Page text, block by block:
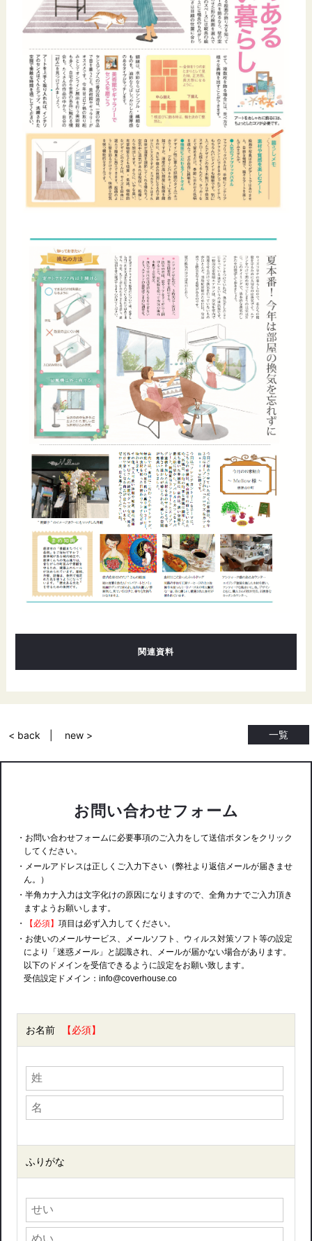
関連資料
一覧
< back new >
お問い合わせフォーム
・お問い合わせフォームに必要事項のご入力をして送信ボタンをクリック
してください。
・メールアドレスは正しくご入力下さい（弊社より返信メールが届きませ
ん。）
・半角カナ入力は文字化けの原因になりますので、全角カナでご入力頂き
ますようお願いします。
・
【必須】 項目は必ず入力してください。
・お使いのメールサービス、メールソフト、ウィルス対策ソフト等の設定
により「迷惑メール」と認識され、メールが届かない場合があります。
以下のドメインを受信できるように設定をお願い致します。
受信設定ドメイン：info@coverhouse.co
お名前
ふりがな